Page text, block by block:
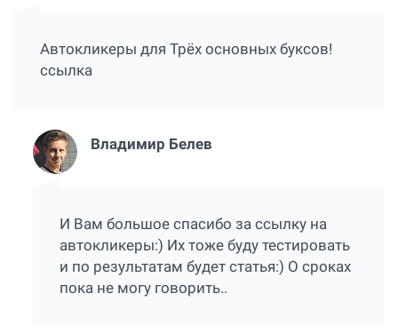
Автокликеры для Трёх основных буксов!
ссылка
Владимир Белев
И Вам большое спасибо за ссылку на
автокликеры:) Их тоже буду тестировать
и по результатам будет статья:) О сроках
пока не могу говорить..